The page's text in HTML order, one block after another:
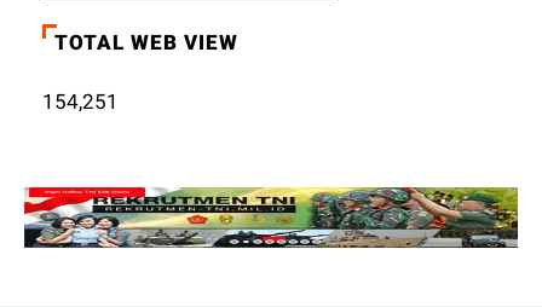
TOTAL WEB VIEW
154,251